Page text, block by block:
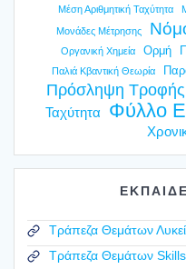
Μέση Αριθμητική Ταχύτητα
Μονάδες Μέτρησης
Οργανική Χημεία
Ορμή
Παλιά Κβαντική Θεωρία
Πρόσληψη Τροφής
Ταχύτητα Φύλλο
Τράπεζα Θεμάτων
Τράπεζα Θεμάτων